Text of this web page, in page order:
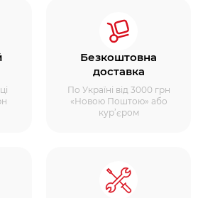
Безкоштовна
доставка
По Україні від 3000 грн
«Новою Поштою» або
кур’єром